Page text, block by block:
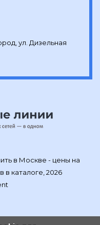
ул. Дизельная
в Москве - цены на
в каталоге, 2026